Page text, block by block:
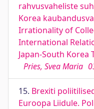
rahvusvaheliste
Korea
Irrationality of
International
Japan-South Korea
Pries, Svea Maria
15. Brexiti
Euroopa Liidule.